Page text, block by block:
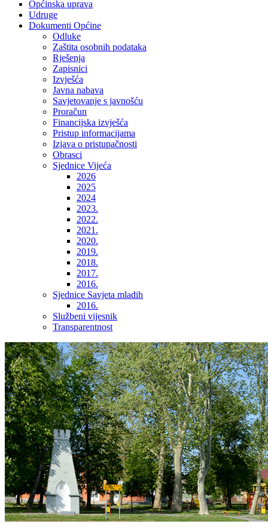
Općinska uprava
Udruge
Dokumenti Općine
Odluke
Zaštita osobnih podataka
Rješenja
Zapisnici
Izvješća
Javna nabava
Savjetovanje s javnošću
Proračun
Financijska izvješća
Pristup informacijama
Izjava o pristupačnosti
Obrasci
Sjednice Vijeća
2026
2025
2024
2023.
2022.
2021.
2020.
2019.
2018.
2017.
2016.
Sjednice Savjeta mladih
2016.
Službeni vijesnik
Transparentnost